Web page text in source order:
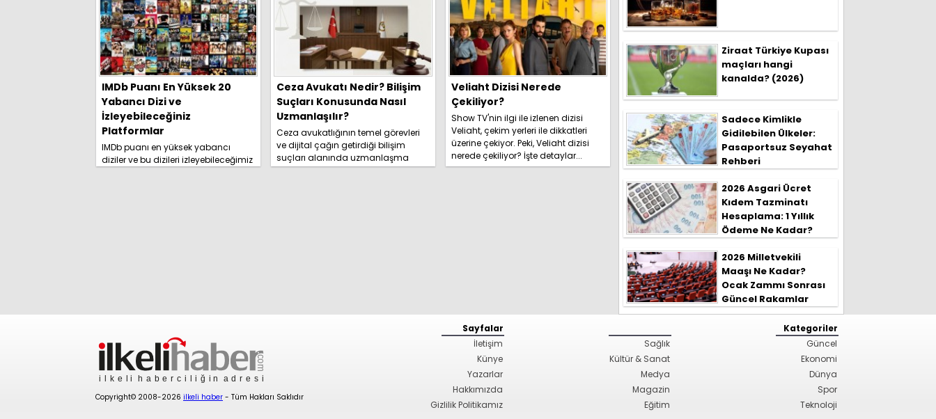
IMDb Puanı En Yüksek 20
Yabancı Dizi ve
İzleyebileceğiniz
Platformlar
IMDb puanı en yüksek yabancı
diziler ve bu dizileri izleyebileceğimiz
Ceza Avukatı Nedir? Bilişim
Suçları Konusunda Nasıl
Uzmanlaşılır?
Ceza avukatlığının temel görevleri
ve dijital çağın getirdiği bilişim
suçları alanında uzmanlaşma
yolları hakkında kapsamlı
Veliaht Dizisi Nerede
Çekiliyor?
Show TV'nin ilgi ile izlenen dizisi
Veliaht, çekim yerleri ile dikkatleri
üzerine çekiyor. Peki, Veliaht dizisi
nerede çekiliyor? İşte detaylar...
Ziraat Türkiye Kupası
maçları hangi
kanalda? (2026)
Sadece Kimlikle
Gidilebilen Ülkeler:
Pasaportsuz Seyahat
Rehberi
2026 Asgari Ücret
Kıdem Tazminatı
Hesaplama: 1 Yıllık
Ödeme Ne Kadar?
2026 Milletvekili
Maaşı Ne Kadar?
Ocak Zammı Sonrası
Güncel Rakamlar
Copyright© 2008-2026 ilkeli haber - Tüm Hakları Saklıdır
Kategoriler
Güncel
Ekonomi
Dünya
Spor
Teknoloji
Sağlık
Kültür & Sanat
Medya
Magazin
Eğitim
Sayfalar
İletişim
Künye
Yazarlar
Hakkımızda
Gizlilik Politikamız